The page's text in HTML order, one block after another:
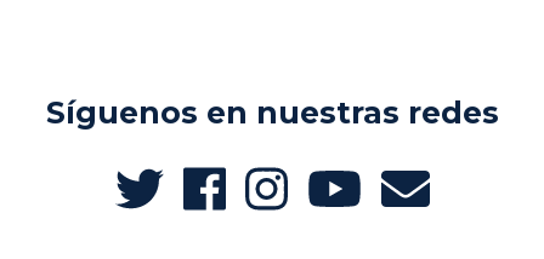
Síguenos en nuestras redes